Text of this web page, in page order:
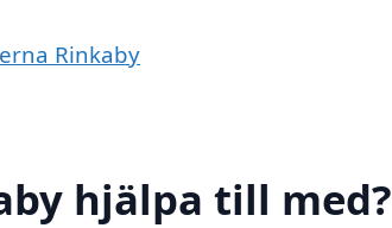
Rinkaby
hjälpa till med?